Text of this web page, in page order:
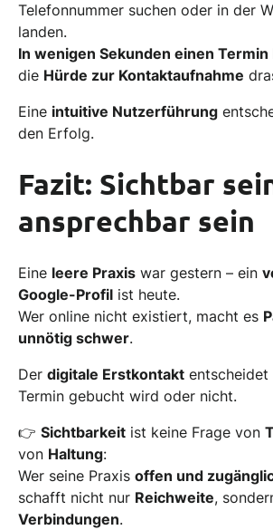
Telefonnummer suchen oder in der
landen.
In wenigen Sekunden einen Termin
die Hürde zur Kontaktaufnahme
Eine intuitive Nutzerführung
den Erfolg.
Fazit: Sichtbar
ansprechbar sein
Eine leere Praxis war gestern – ein
Google-Profil ist heute.
Wer online nicht existiert, macht es
unnötig schwer.
Der digitale Erstkontakt
Termin gebucht wird oder nicht.
👉 Sichtbarkeit ist keine Frage von
von Haltung:
Wer seine Praxis offen und
schafft nicht nur Reichweite,
Verbindungen.